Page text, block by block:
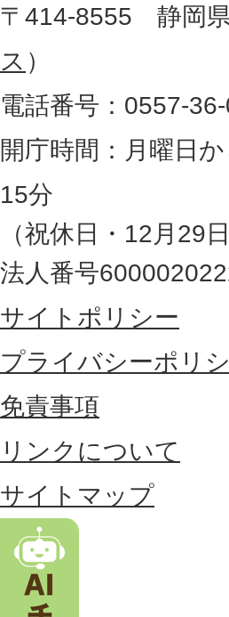
地
図
。
静
岡
県
の
最
東
部
に
置
す
る
市
。
所
〒414-8555 静岡
ス ）
電話番号：0557-36-
開庁時間：月曜日
15分
（祝休日・12月29
法人番号
サイトポリシー
プライバシーポリ
免責事項
リンクについて
サイトマップ